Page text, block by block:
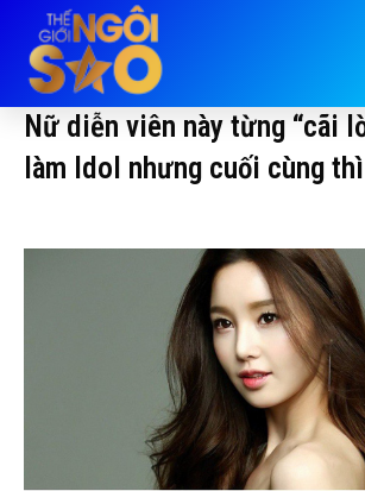
Nữ diễn viên này từng “cãi
làm Idol nhưng cuối cùng